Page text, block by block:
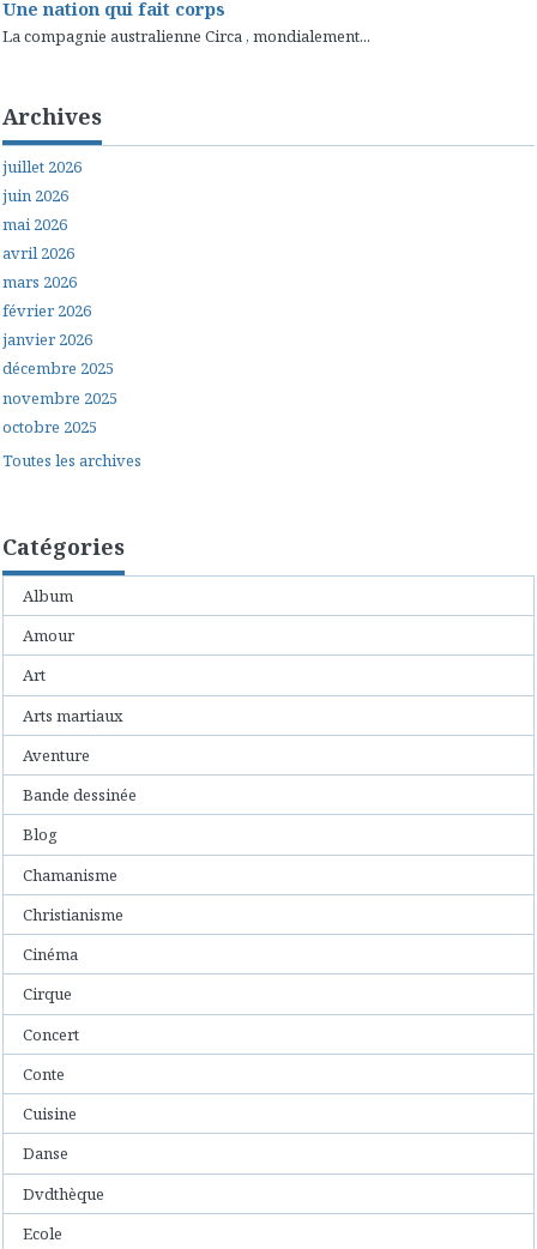
Une nation qui fait corps
La compagnie australienne Circa , mondialement...
Archives
juillet 2026
juin 2026
mai 2026
avril 2026
mars 2026
février 2026
janvier 2026
décembre 2025
novembre 2025
octobre 2025
Toutes les archives
Catégories
Album
Amour
Art
Arts martiaux
Aventure
Bande dessinée
Blog
Chamanisme
Christianisme
Cinéma
Cirque
Concert
Conte
Cuisine
Danse
Dvdthèque
Ecole